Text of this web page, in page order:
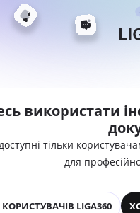
використати
тільки
для
LIGA360